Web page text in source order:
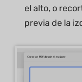
el alto, o
previa de la